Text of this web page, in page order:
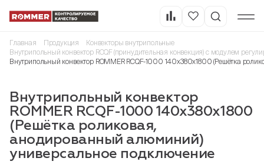
Главная Продукция
Конвекторы внутрипольные
Внутрипольный конвектор RCQF (принудительная конвекция) с модулем
Внутрипольный конвектор ROMMER RCQF-1000 140х380х1800 (Решётка
Внутрипольный конвектор
ROMMER RCQF-1000 140х380х1800
(Решётка роликовая,
анодированный алюминий)
универсальное подключение